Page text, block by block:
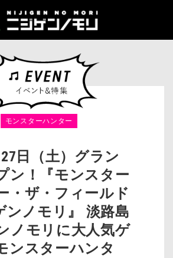
モンスターハンター
日（土）グラン
ン！『モンスター
・ザ・フィールド
ンノモリ』 淡路島
ノモリに大人気ゲ
ンスターハンタ